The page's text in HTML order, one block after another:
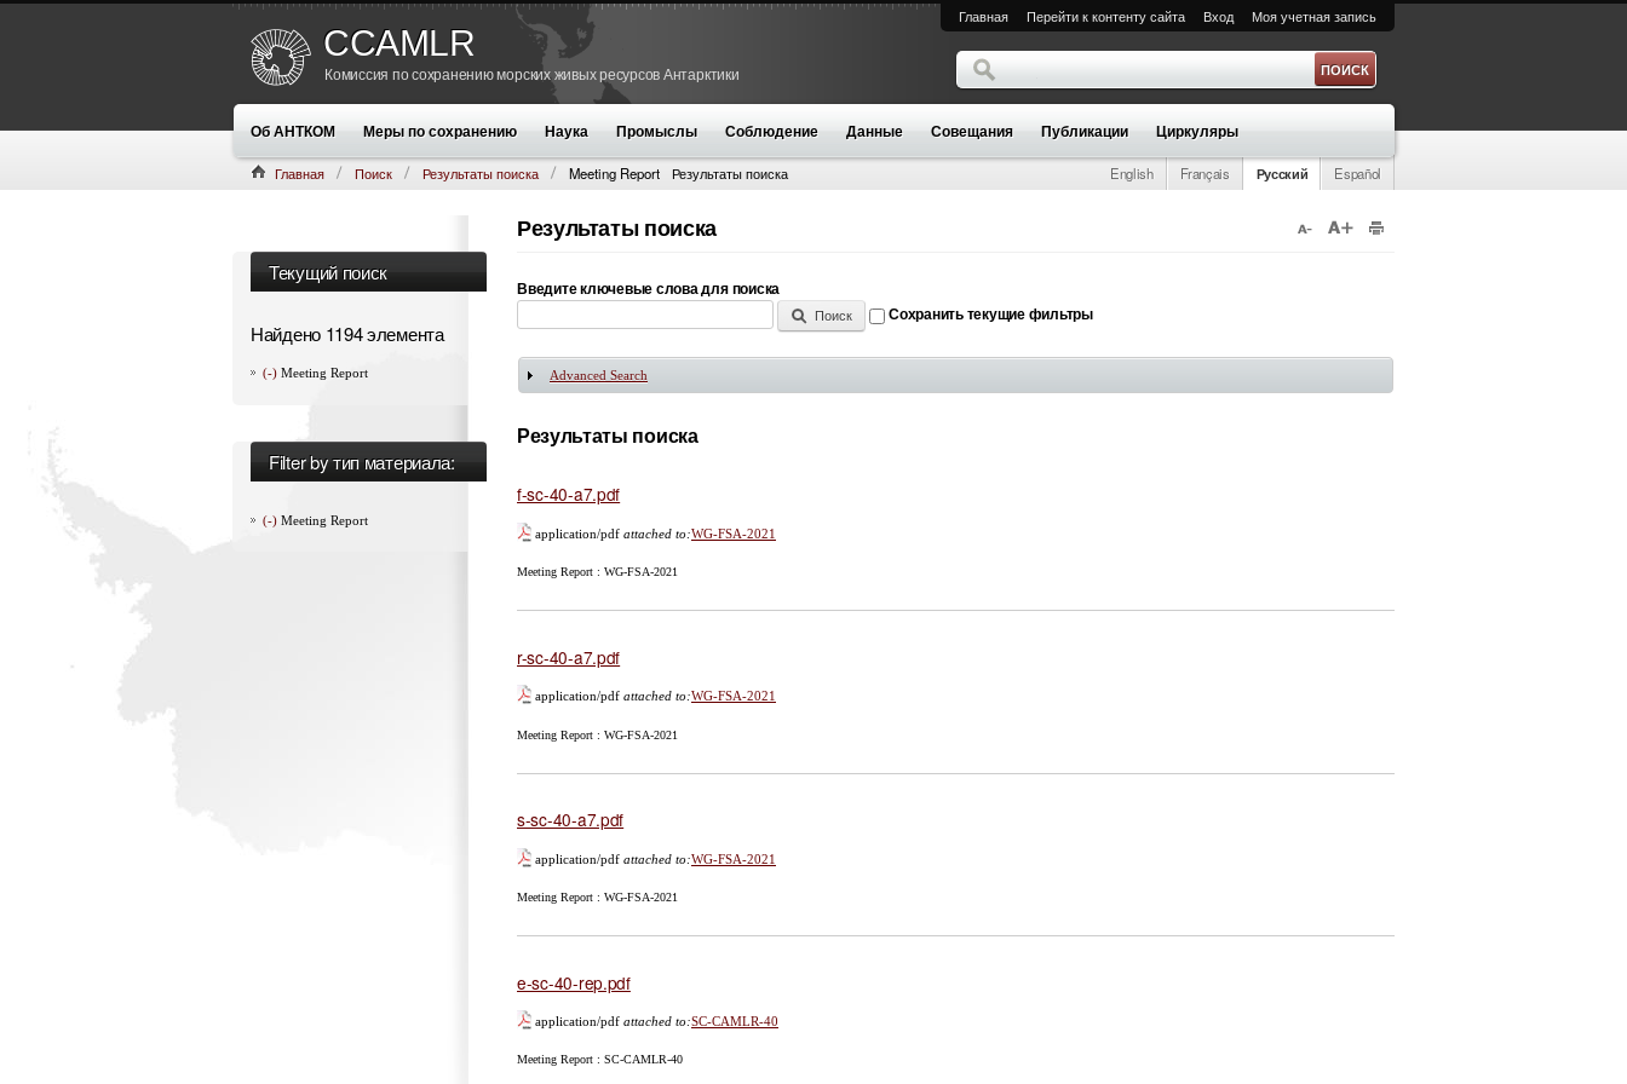
CCAMLR
Комиссия по сохранению морских живых ресурсов Антарктики
Главная Перейти к контенту сайта Вход Моя учетная запись
Форма поиска
Поиск
Об АНТКОМ Меры по сохранению Наука Промыслы Соблюдение Данные Совещания Публикации Циркуляры
English Français Русский Español
Главная Поиск Результаты поиска Meeting Report Результаты поиска
Текущий поиск
Найдено 1194 элемента
(-) Meeting Report
Filter by тип материала:
(-) Meeting Report
Результаты поиска
Введите ключевые слова для поиска
Сохранить текущие фильтры
Показать
Advanced Search
Результаты поиска
f-sc-40-a7.pdf
application/pdf attached to:WG-FSA-2021
Meeting Report : WG-FSA-2021
r-sc-40-a7.pdf
application/pdf attached to:WG-FSA-2021
Meeting Report : WG-FSA-2021
s-sc-40-a7.pdf
application/pdf attached to:WG-FSA-2021
Meeting Report : WG-FSA-2021
e-sc-40-rep.pdf
application/pdf attached to:SC-CAMLR-40
Meeting Report : SC-CAMLR-40